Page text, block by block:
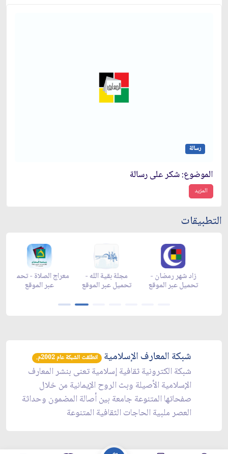
رسالة
الموضوع: شكر على رسالة
المزيد
التطبيقات
مجلة بقية
تحميل عبر
زاد شهر رمضان -
تحميل عبر الموقع
زاد شهر رمضان -
appstore
شهر رمضان -
شبكة المعارف الإسلامية انطلقت الشبكة عام 2002م.
شبكة الكترونية ثقافية إسلامية تعنى بنشر المعارف
الإسلامية الأصيلة وبث الروح الإيمانية من خلال
صفحاتها المتنوعة جامعة بين أصالة المضمون وحداثة
العصر ملبية الحاجات الثقافية المتنوعة